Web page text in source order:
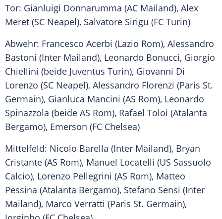
Tor: Gianluigi Donnarumma (AC Mailand), Alex
Meret (SC Neapel), Salvatore Sirigu (FC Turin)
Abwehr: Francesco Acerbi (Lazio Rom), Alessandro
Bastoni (Inter Mailand), Leonardo Bonucci, Giorgio
Chiellini (beide Juventus Turin), Giovanni Di
Lorenzo (SC Neapel), Alessandro Florenzi (Paris St.
Germain), Gianluca Mancini (AS Rom), Leonardo
Spinazzola (beide AS Rom), Rafael Toloi (Atalanta
Bergamo), Emerson (FC Chelsea)
Mittelfeld: Nicolo Barella (Inter Mailand), Bryan
Cristante (AS Rom), Manuel Locatelli (US Sassuolo
Calcio), Lorenzo Pellegrini (AS Rom), Matteo
Pessina (Atalanta Bergamo), Stefano Sensi (Inter
Mailand), Marco Verratti (Paris St. Germain),